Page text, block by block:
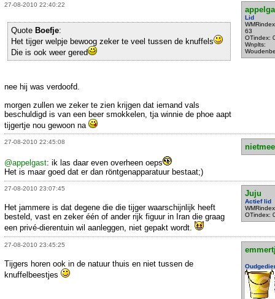
27-08-2010 22:40:22
Lid
63
OTindex:
Wnplts:
Quote Boefje:
Het tijger welpje bewoog zeker te veel tussen de knuffels
Die is ook weer gered
nee hij was verdoofd.
morgen zullen we zeker te zien krijgen dat iemand vals
beschuldigd is van een beer smokkelen, tja winnie de phoe aapt
tijgertje nou gewoon na
27-08-2010 22:45:08
@appelgast: ik las daar even overheen oeps
Het is maar goed dat er dan röntgenapparatuur bestaat;)
27-08-2010 23:07:45
Juju
Actief lid
OTindex:
Het jammere is dat degene die die tijger waarschijnlijk heeft
besteld, vast en zeker één of ander rijk figuur in Iran die graag
een privé-dierentuin wil aanleggen, niet gepakt wordt.
27-08-2010 23:45:25
Tijgers horen ook in de natuur thuis en niet tussen de
knuffelbeestjes